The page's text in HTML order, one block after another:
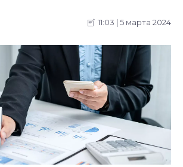
11:03 | 5 марта 2024